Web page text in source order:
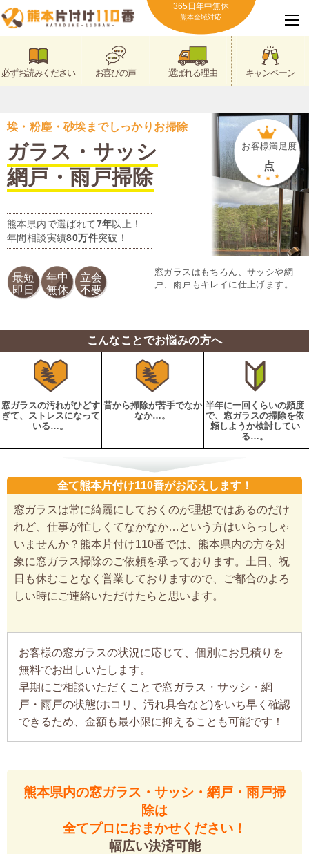
365日年中無休
熊本全域対応
必ずお読みください お喜びの声 選ばれる理由 キャンペーン
埃・粉塵・砂埃までしっかりお掃除
ガラス・サッシ
網戸・雨戸掃除
熊本県内で選ばれて7年以上！
年間相談実績80万件突破！
お客様満足度
点
最短
即日
年中
無休
立会
不要
窓ガラスはもちろん、サッシや網
戸、雨戸もキレイに仕上げます。
こんなことでお悩みの方へ
窓ガラスの汚れがひどす
ぎて、ストレスになって
いる…。
昔から掃除が苦手でなか
なか…。
半年に一回くらいの頻度
で、窓ガラスの掃除を依
頼しようか検討してい
る…。
全て熊本片付け110番がお応えします！
窓ガラスは常に綺麗にしておくのが理想ではあるのだけ
れど、仕事が忙しくてなかなか…という方はいらっしゃ
いませんか？熊本片付け110番では、熊本県内の方を対
象に窓ガラス掃除のご依頼を承っております。土日、祝
日も休むことなく営業しておりますので、ご都合のよろ
しい時にご連絡いただけたらと思います。
お客様の窓ガラスの状況に応じて、個別にお見積りを
無料でお出しいたします。
早期にご相談いただくことで窓ガラス・サッシ・網
戸・雨戸の状態(ホコリ、汚れ具合など)をいち早く確認
できるため、金額も最小限に抑えることも可能です！
熊本県内の窓ガラス・サッシ・網戸・雨戸掃
除は
全てプロにおまかせください！
幅広い決済可能